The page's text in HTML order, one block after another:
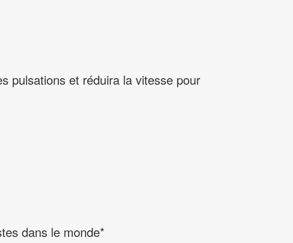
pulsations et réduira la vitesse pour
dans le monde*